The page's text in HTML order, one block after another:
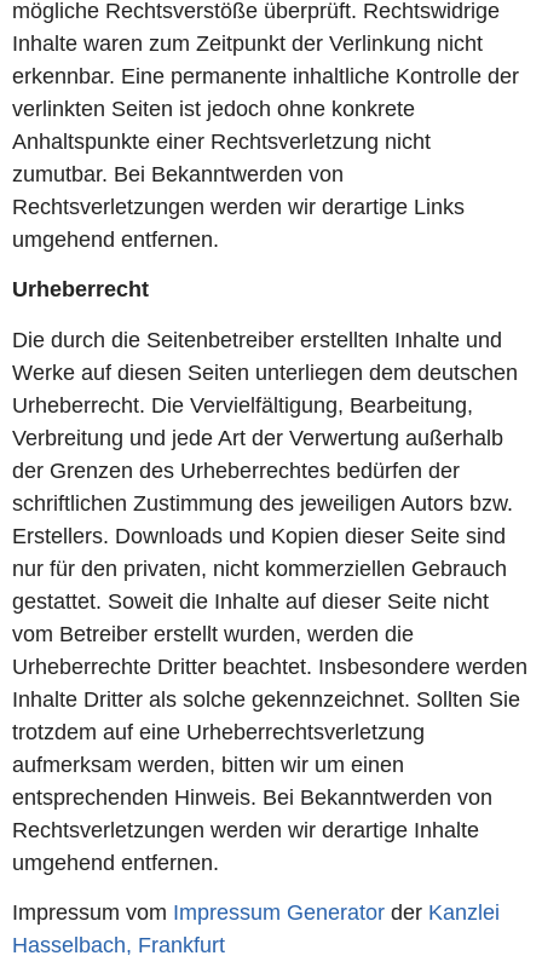
mögliche Rechtsverstöße überprüft. Rechtswidrige
Inhalte waren zum Zeitpunkt der Verlinkung nicht
erkennbar. Eine permanente inhaltliche Kontrolle der
verlinkten Seiten ist jedoch ohne konkrete
Anhaltspunkte einer Rechtsverletzung nicht
zumutbar. Bei Bekanntwerden von
Rechtsverletzungen werden wir derartige Links
umgehend entfernen.
Urheberrecht
Die durch die Seitenbetreiber erstellten Inhalte und
Werke auf diesen Seiten unterliegen dem deutschen
Urheberrecht. Die Vervielfältigung, Bearbeitung,
Verbreitung und jede Art der Verwertung außerhalb
der Grenzen des Urheberrechtes bedürfen der
schriftlichen Zustimmung des jeweiligen Autors bzw.
Erstellers. Downloads und Kopien dieser Seite sind
nur für den privaten, nicht kommerziellen Gebrauch
gestattet. Soweit die Inhalte auf dieser Seite nicht
vom Betreiber erstellt wurden, werden die
Urheberrechte Dritter beachtet. Insbesondere werden
Inhalte Dritter als solche gekennzeichnet. Sollten Sie
trotzdem auf eine Urheberrechtsverletzung
aufmerksam werden, bitten wir um einen
entsprechenden Hinweis. Bei Bekanntwerden von
Rechtsverletzungen werden wir derartige Inhalte
umgehend entfernen.
Impressum vom Impressum Generator der Kanzlei
Hasselbach, Frankfurt